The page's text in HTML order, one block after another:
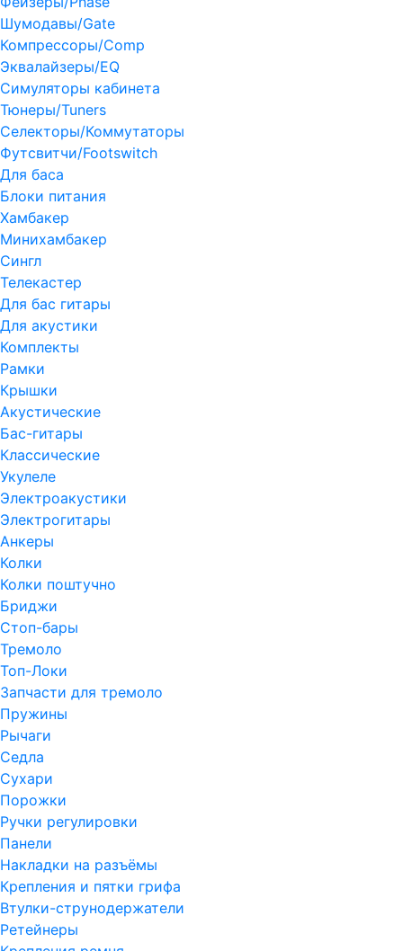
Шумодавы/Gate
Компрессоры/Comp
Эквалайзеры/EQ
Симуляторы кабинета
Тюнеры/Tuners
Селекторы/Коммутаторы
Футсвитчи/Footswitch
Для баса
Блоки питания
Хамбакер
Минихамбакер
Сингл
Телекастер
Для бас гитары
Для акустики
Комплекты
Рамки
Крышки
Акустические
Бас-гитары
Классические
Укулеле
Электроакустики
Электрогитары
Анкеры
Колки
Колки поштучно
Бриджи
Стоп-бары
Тремоло
Топ-Локи
Запчасти для тремоло
Пружины
Рычаги
Седла
Сухари
Порожки
Ручки регулировки
Панели
Накладки на разъёмы
Крепления и пятки грифа
Втулки-струнодержатели
Ретейнеры